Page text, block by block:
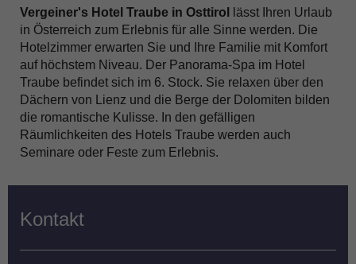
Vergeiner's Hotel Traube in Osttirol
lässt Ihren Urlaub
in Österreich zum Erlebnis für alle Sinne werden. Die
Hotelzimmer erwarten Sie und Ihre Familie mit Komfort
auf höchstem Niveau. Der Panorama-Spa im Hotel
Traube befindet sich im 6. Stock. Sie relaxen über den
Dächern von Lienz und die Berge der Dolomiten bilden
die romantische Kulisse. In den gefälligen
Räumlichkeiten des Hotels Traube werden auch
Seminare oder Feste zum Erlebnis.
Kontakt